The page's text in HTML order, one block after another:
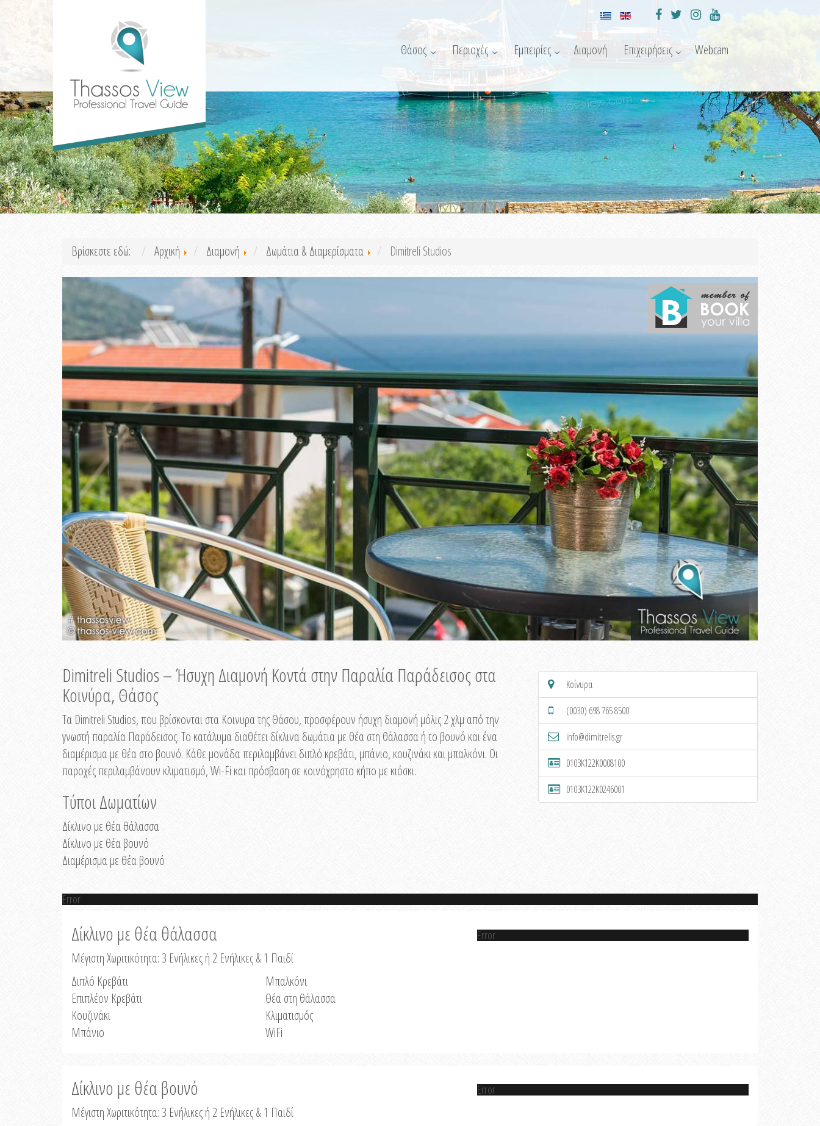
Θάσος Περιοχές Εμπειρίες Διαμονή Επιχειρήσεις Webcam
Βρίσκεστε εδώ: Αρχική Διαμονή Δωμάτια & Διαμερίσματα Dimitreli Studios
Dimitreli Studios – Ήσυχη Διαμονή Κοντά στην Παραλία Παράδεισος στα
Κοινύρα, Θάσος
Τα Dimitreli Studios, που βρίσκονται στα Κοινυρα της Θάσου, προσφέρουν ήσυχη διαμονή μόλις 2 χλμ από την
γνωστή παραλία Παράδεισος. Το κατάλυμα διαθέτει δίκλινα δωμάτια με θέα στη θάλασσα ή το βουνό και ένα
διαμέρισμα με θέα στο βουνό. Κάθε μονάδα περιλαμβάνει διπλό κρεβάτι, μπάνιο, κουζινάκι και μπαλκόνι. Οι
παροχές περιλαμβάνουν κλιματισμό, Wi-Fi και πρόσβαση σε κοινόχρηστο κήπο με κιόσκι.
Τύποι Δωματίων
Δίκλινο με θέα θάλασσα
Δίκλινο με θέα βουνό
Διαμέρισμα με θέα βουνό
Κοίνυρα
(0030) 698 765 8500
info@dimitrelis.gr
0103K122K0008100
0103K122K0246001
Error
Δίκλινο με θέα θάλασσα
Μέγιστη Χωριτικότητα: 3 Ενήλικες ή 2 Ενήλικες & 1 Παιδί
Διπλό Κρεβάτι
Επιπλέον Κρεβάτι
Κουζινάκι
Μπάνιο
Μπαλκόνι
Θέα στη θάλασσα
Κλιματισμός
WiFi
Error
Δίκλινο με θέα βουνό
Μέγιστη Χωριτικότητα: 3 Ενήλικες ή 2 Ενήλικες & 1 Παιδί
Error